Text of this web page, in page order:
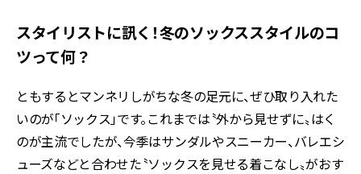
スタイリストに訊く！冬のソックススタイルのコ
ツって何？
ともするとマンネリしがちな冬の足元に、ぜひ取り入れた
いのが「ソックス」です。これまでは〝外から見せずに〟はく
のが主流でしたが、今季はサンダルやスニーカー、バレエシ
ューズなどと合わせた〝ソックスを見せる着こなし〟がおす